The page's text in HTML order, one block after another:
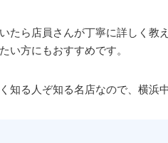
たら店員さんが丁寧に詳しく教
い方にもおすすめです。
知る人ぞ知る名店なので、横浜